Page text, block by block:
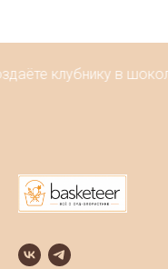
клубнику в